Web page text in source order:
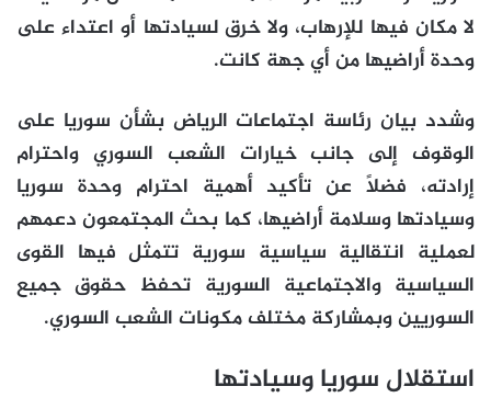
لا مكان فيها للإرهاب، ولا خرق لسيادتها أو اعتداء على
وحدة أراضيها من أي جهة كانت.
وشدد بيان رئاسة اجتماعات الرياض بشأن سوريا على
الوقوف إلى جانب خيارات الشعب السوري واحترام
إرادته، فضلاً عن تأكيد أهمية احترام وحدة سوريا
وسيادتها وسلامة أراضيها، كما بحث المجتمعون دعمهم
لعملية انتقالية سياسية سورية تتمثل فيها القوى
السياسية والاجتماعية السورية تحفظ حقوق جميع
السوريين وبمشاركة مختلف مكونات الشعب السوري.
استقلال سوريا وسيادتها